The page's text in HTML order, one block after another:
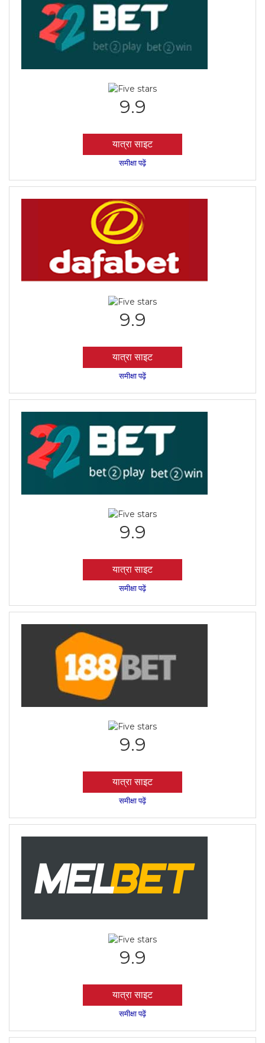
9.9
यात्रा साइट
समीक्षा पढ़ें
9.9
यात्रा साइट
समीक्षा पढ़ें
9.9
यात्रा साइट
समीक्षा पढ़ें
9.9
यात्रा साइट
समीक्षा पढ़ें
9.9
यात्रा साइट
समीक्षा पढ़ें